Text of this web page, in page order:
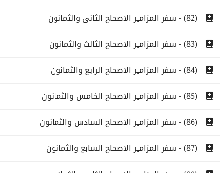
(82) - سفر المزامير الاصحاح الثانى والثمانون
(83) - سفر المزامير الاصحاح الثالث والثمانون
(84) - سفر المزامير الاصحاح الرابع والثمانون
(85) - سفر المزامير الاصحاح الخامس والثمانون
(86) - سفر المزامير الاصحاح السادس والثمانون
(87) - سفر المزامير الاصحاح السابع والثمانون